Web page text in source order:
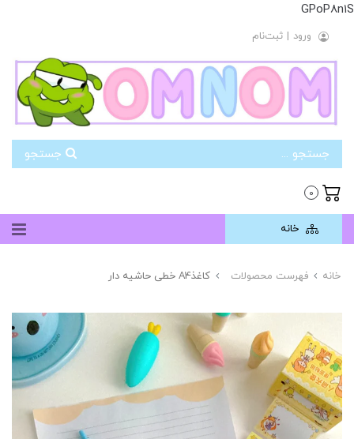
GPoP8n1S
ورود | ثبت‌نام
0
خانه
خانه فهرست محصولات کاغذA4 خطی حاشیه دار